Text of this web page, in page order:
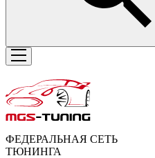
ФЕДЕРАЛЬНАЯ СЕТЬ
ТЮНИНГА